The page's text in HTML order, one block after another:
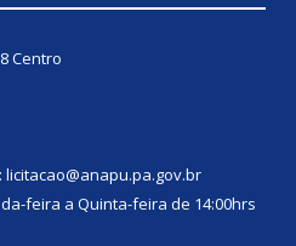
Centro
feira a Quinta-feira de 14:00hrs